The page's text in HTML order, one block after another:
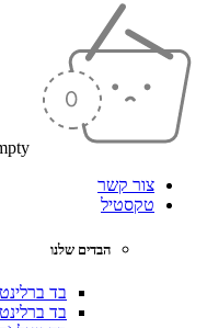
צור קשר
טקסטיל
הבדים שלנו
בד ברלינטון 1.5
בד ברלינטון